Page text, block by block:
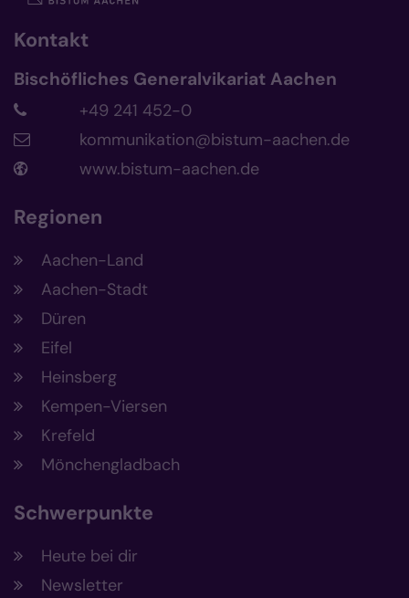
Kontakt
Bischöfliches Generalvikariat Aachen
+49 241 452-0
kommunikation@bistum-aachen.de
www.bistum-aachen.de
Regionen
Aachen-Land
Aachen-Stadt
Düren
Eifel
Heinsberg
Kempen-Viersen
Krefeld
Mönchengladbach
Schwerpunkte
Heute bei dir
Newsletter